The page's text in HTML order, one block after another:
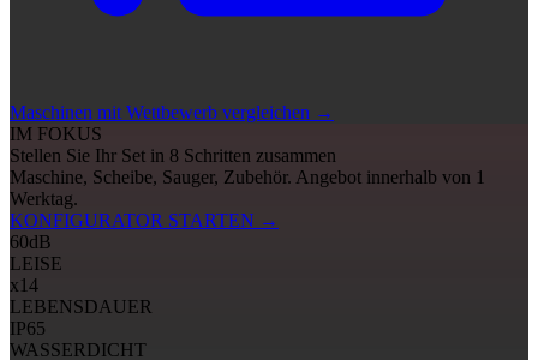
Maschinen mit Wettbewerb vergleichen →
IM FOKUS
Stellen Sie Ihr Set in 8 Schritten zusammen
Maschine, Scheibe, Sauger, Zubehör. Angebot innerhalb von 1
Werktag.
KONFIGURATOR STARTEN →
60dB
LEISE
x14
LEBENSDAUER
IP65
WASSERDICHT